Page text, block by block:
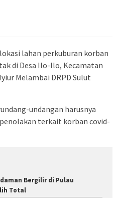
lahan perkuburan korban
di Desa Ilo-Ilo, Kecamatan
Melambai DRPD Sulut
undangan harusnya
terkait korban covid-
Bergilir di Pulau
Total